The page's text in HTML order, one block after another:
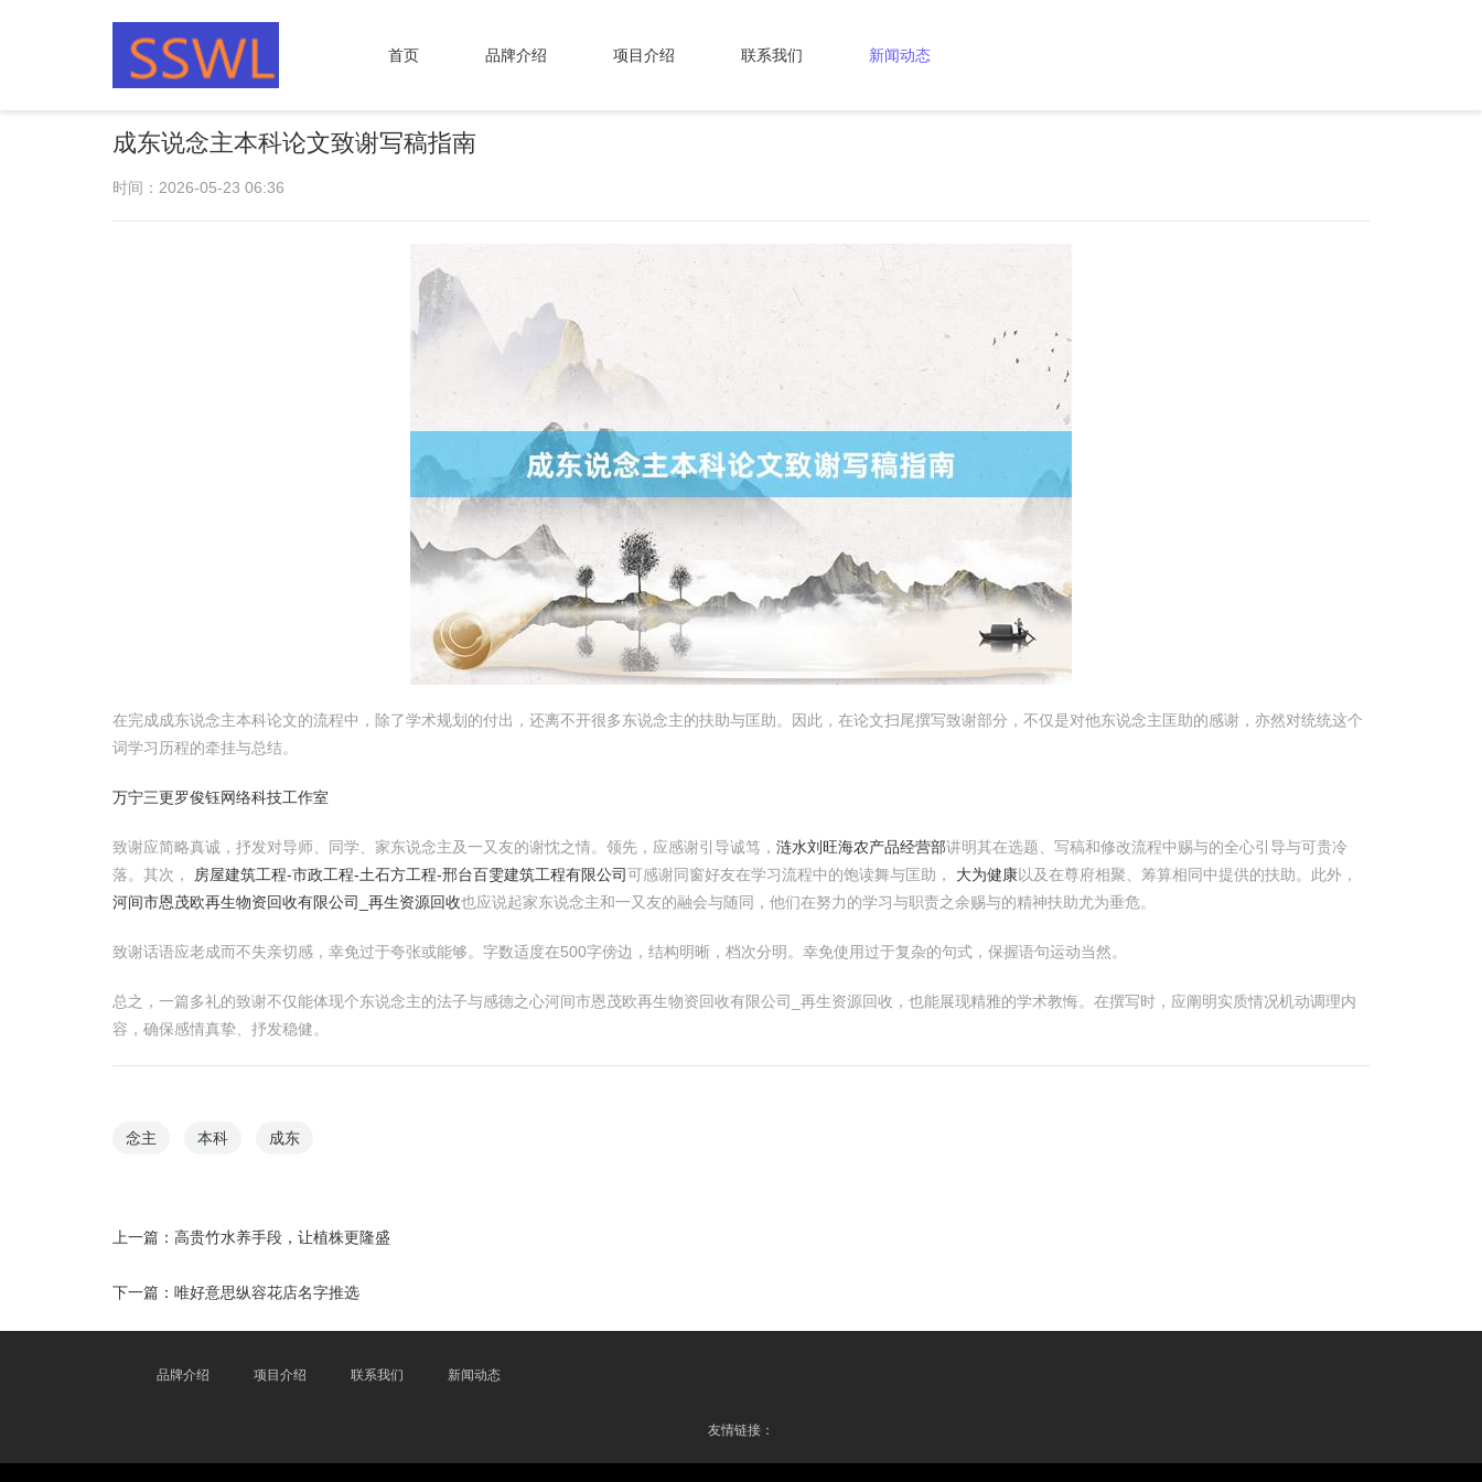
首页 品牌介绍 项目介绍 联系我们 新闻动态
成东说念主本科论文致谢写稿指南
时间：2026-05-23 06:36
在完成成东说念主本科论文的流程中，除了学术规划的付出，还离不开很多东说念主的扶助与匡助。因此，在论文扫尾撰写致谢部分，不仅是对他东说念主匡助的感谢，亦然对统统这个
词学习历程的牵挂与总结。
万宁三更罗俊钰网络科技工作室
致谢应简略真诚，抒发对导师、同学、家东说念主及一又友的谢忱之情。领先，应感谢引导诚笃， 涟水刘旺海农产品经营部讲明其在选题、写稿和修改流程中赐与的全心引导与可贵冷
落。其次，
房屋建筑工程-市政工程-土石方工程-邢台百雯建筑工程有限公司可感谢同窗好友在学习流程中的饱读舞与匡助， 大为健康以及在尊府相聚、筹算相同中提供的扶助。此外，
河间市恩茂欧再生物资回收有限公司_再生资源回收也应说起家东说念主和一又友的融会与随同，他们在努力的学习与职责之余赐与的精神扶助尤为垂危。
致谢话语应老成而不失亲切感，幸免过于夸张或能够。字数适度在500字傍边，结构明晰，档次分明。幸免使用过于复杂的句式，保握语句运动当然。
总之，一篇多礼的致谢不仅能体现个东说念主的法子与感德之心河间市恩茂欧再生物资回收有限公司_再生资源回收，也能展现精雅的学术教悔。在撰写时，应阐明实质情况机动调理内
容，确保感情真挚、抒发稳健。
念主 本科 成东
上一篇： 高贵竹水养手段，让植株更隆盛
下一篇： 唯好意思纵容花店名字推选
品牌介绍 项目介绍 联系我们 新闻动态
友情链接：